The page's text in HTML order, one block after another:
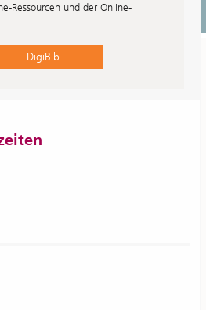
Comiczeichner*innen auf die
2022 als großformatige Planen an
zu sehen sind.
Ressourcen und der Online-
DigiBib